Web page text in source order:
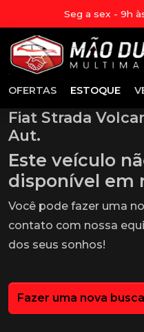
Seg a sex - 9h
OFERTAS ESTOQUE
Fiat Strada
Aut.
Este veículo
disponível em
Você pode fazer uma
contato com nossa
dos seus sonhos!
Fazer uma nova busca